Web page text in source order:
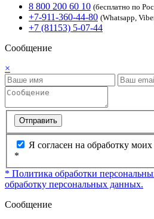
8 800 200 60 10 (бесплатно по
+7-911-360-44-80 (Whatsapp,
+7 (81153) 5-07-44
Сообщение
×
Отправить
Я согласен на обработку
*
* Политика обработки
обработку персональных данных.
Сообщение